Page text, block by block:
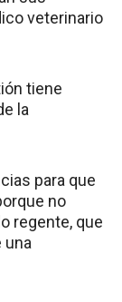
veterinario
tiene
la
para que
no
regente, que
una